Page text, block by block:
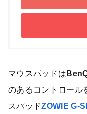
マウスパッドは
のあるコントロール
スパッドZOWIE G-